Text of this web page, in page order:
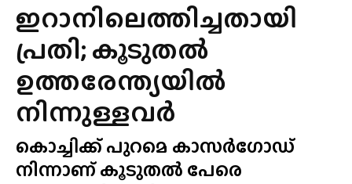
ഇറാനിലെത്തിച്ചതായി
പ്രതി; കൂടുതൽ
ഉത്തരേന്ത്യയിൽ
നിന്നുള്ളവർ
കൊച്ചിക്ക് പുറമെ കാസർഗോഡ്
നിന്നാണ് കൂടുതൽ പേരെ